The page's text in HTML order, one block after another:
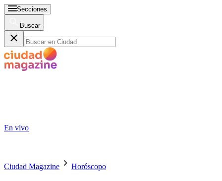
Secciones
Buscar
En vivo
Ciudad Magazine Horóscopo